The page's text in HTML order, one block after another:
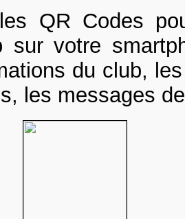
QR Codes
sur votre
du club,
les messages